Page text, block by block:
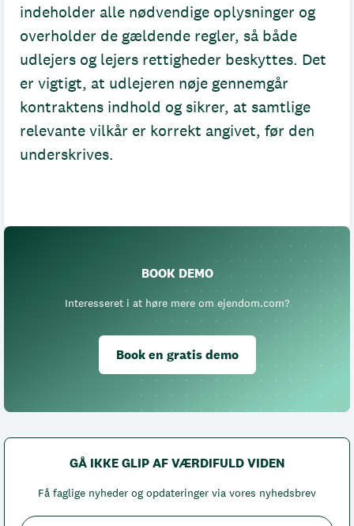
indeholder alle nødvendige oplysninger og
overholder de gældende regler, så både
udlejers og lejers rettigheder beskyttes. Det
er vigtigt, at udlejeren nøje gennemgår
kontraktens indhold og sikrer, at samtlige
relevante vilkår er korrekt angivet, før den
underskrives.
BOOK DEMO
Interesseret i at høre mere om ejendom.com?
Book en gratis demo
GÅ IKKE GLIP AF VÆRDIFULD VIDEN
Få faglige nyheder og opdateringer via vores nyhedsbrev